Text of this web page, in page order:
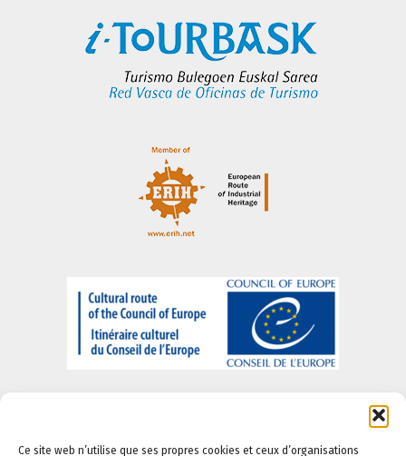
Ce site web n’utilise que ses propres cookies et ceux d’organisations